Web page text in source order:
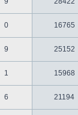
0 16765
9 25152
1 15968
6 21194